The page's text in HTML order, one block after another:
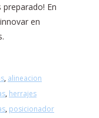
En
en
, alineacion
, herrajes
, posicionador